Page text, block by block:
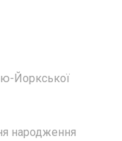
Йоркської
народження